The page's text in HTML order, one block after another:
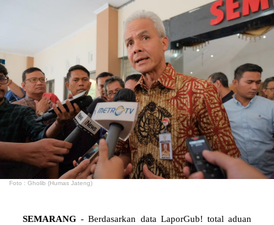
Foto : Gholib (Humas Jateng)
SEMARANG- Berdasarkan data LaporGub! total aduan